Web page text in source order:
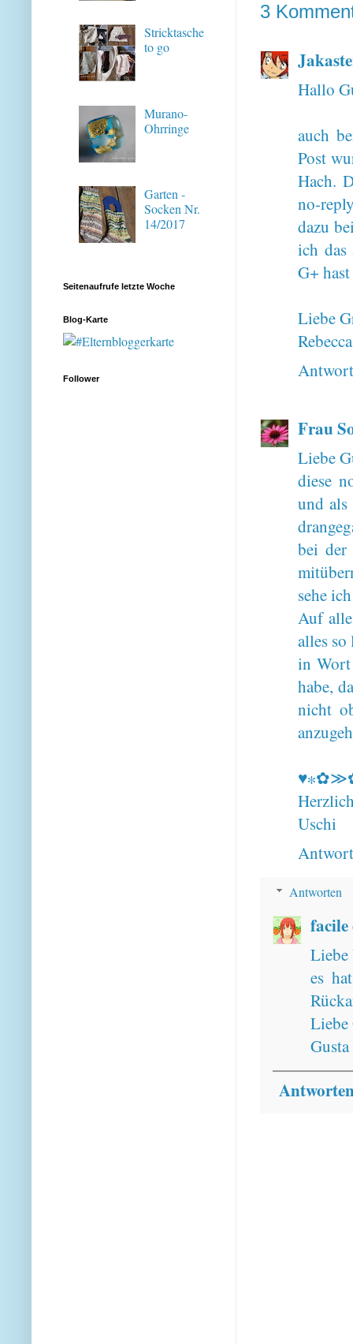
3
Hallo
auch
Post
Hach.
no-
dazu
ich
G+
Liebe
Rebecca
Frau
Liebe
diese
und
bei der
sehe
Auf
alles
in
habe,
nicht
Uschi
Antworten
facile
Liebe
es
Liebe
Stricktasche
to go
Murano-
Ohrringe
Garten -
Socken Nr.
14/2017
Seitenaufrufe letzte Woche
Blog-Karte
Follower